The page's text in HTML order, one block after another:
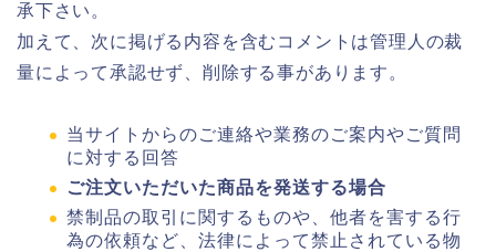
承下さい。
加えて、次に掲げる内容を含むコメントは管理人の裁
量によって承認せず、削除する事があります。
当サイトからのご連絡や業務のご案内やご質問
に対する回答
ご注文いただいた商品を発送する場合
禁制品の取引に関するものや、他者を害する行
為の依頼など、法律によって禁止されている物